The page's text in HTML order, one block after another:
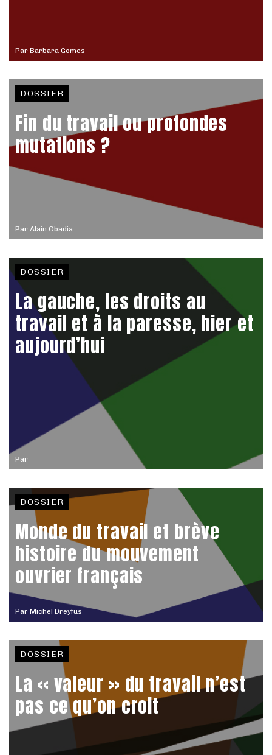
Par Barbara Gomes
Par Alain Obadia
DOSSIER
Fin du travail ou profondes
mutations ?
Par
DOSSIER
La gauche, les droits au
travail et à la paresse, hier et
aujourd’hui
Par Michel Dreyfus
DOSSIER
Monde du travail et brève
histoire du mouvement
ouvrier français
DOSSIER
La « valeur » du travail n’est
pas ce qu’on croit